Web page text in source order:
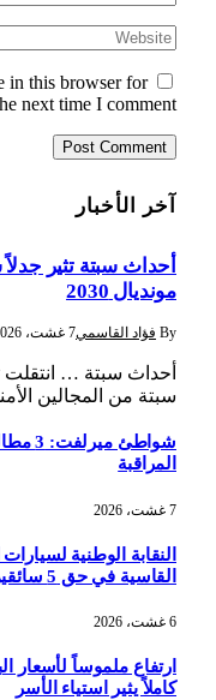
in this browser for
next time I comment.
آخر الأخبار
أحداث سبتة تثير جدلاً
مونديال 2030
By فؤاد القاسمي7 غشت، 2026
أحداث سبتة … انتقلت
سبتة من المجالين
شواطئ
المراقبة
7 غشت، 2026
النقابة الوطنية
القاسية في حق 5 سائقين
6 غشت، 2026
كاملاً يثير استياء الأسر